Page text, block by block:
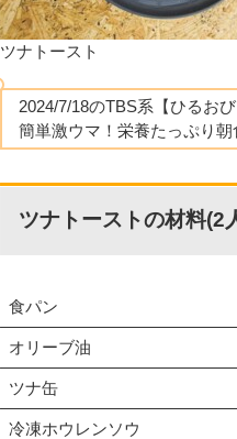
ツナトースト
2024/7/18のTBS系【ひるお
簡単激ウマ！栄養たっぷり朝
ツナトーストの材料(2
食パン
オリーブ油
ツナ缶
冷凍ホウレンソウ